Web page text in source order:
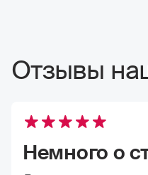
Отзывы
Немного о